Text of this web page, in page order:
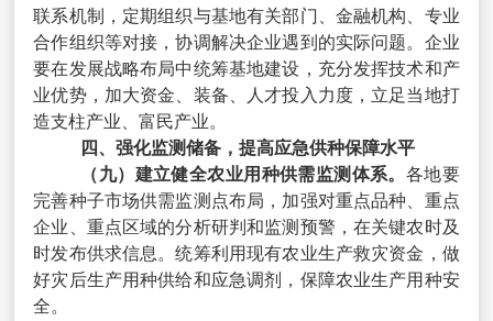
联系机制，定期组织与基地有关部门、金融机构、专业
合作组织等对接，协调解决企业遇到的实际问题。企业
要在发展战略布局中统筹基地建设，充分发挥技术和产
业优势，加大资金、装备、人才投入力度，立足当地打
造支柱产业、富民产业。
四、强化监测储备，提高应急供种保障水平
（九）建立健全农业用种供需监测体系。 各地要
完善种子市场供需监测点布局，加强对重点品种、重点
企业、重点区域的分析研判和监测预警，在关键农时及
时发布供求信息。统筹利用现有农业生产救灾资金，做
好灾后生产用种供给和应急调剂，保障农业生产用种安
全。